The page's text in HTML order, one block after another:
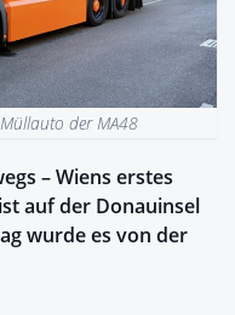
der MA48
– Wiens erstes
auf der Donauinsel
wurde es von der